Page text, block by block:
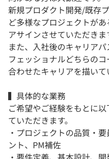
新規プロダクト開発/既存
ど多様なプロジェクトが
アサインさせていただきま
また、入社後のキャリア
フェッショナルどちらの
合わせたキャリアを描いて
▍具体的な業務
ご希望やご経験をもとに
ていただきます。
・プロジェクトの品質・
ント、PM補佐